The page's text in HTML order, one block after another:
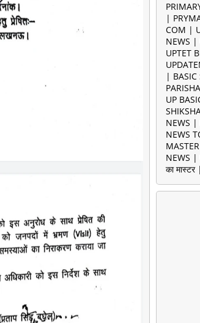
|
COM |
NEWS |
UPTET
| BASIC
UP
NEWS |
NEWS
NEWS |
का मास्टर